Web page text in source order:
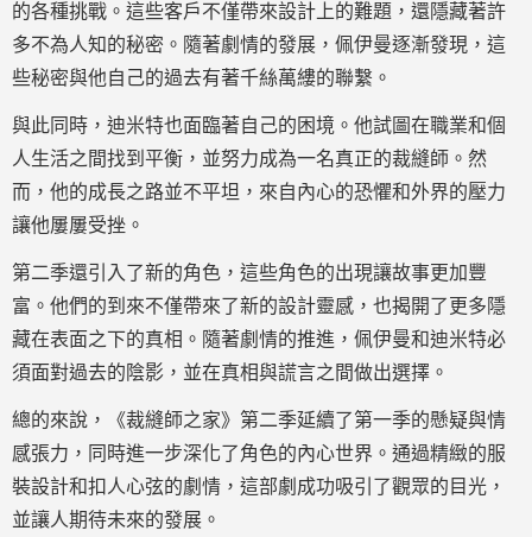
的各種挑戰。這些客戶不僅帶來設計上的難題，還隱藏著許
多不為人知的秘密。隨著劇情的發展，佩伊曼逐漸發現，這
些秘密與他自己的過去有著千絲萬縷的聯繫。
與此同時，迪米特也面臨著自己的困境。他試圖在職業和個
人生活之間找到平衡，並努力成為一名真正的裁縫師。然
而，他的成長之路並不平坦，來自內心的恐懼和外界的壓力
讓他屢屢受挫。
第二季還引入了新的角色，這些角色的出現讓故事更加豐
富。他們的到來不僅帶來了新的設計靈感，也揭開了更多隱
藏在表面之下的真相。隨著劇情的推進，佩伊曼和迪米特必
須面對過去的陰影，並在真相與謊言之間做出選擇。
總的來說，《裁縫師之家》第二季延續了第一季的懸疑與情
感張力，同時進一步深化了角色的內心世界。通過精緻的服
裝設計和扣人心弦的劇情，這部劇成功吸引了觀眾的目光，
並讓人期待未來的發展。